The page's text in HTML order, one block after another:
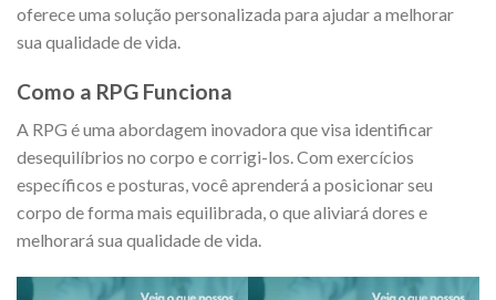
oferece uma solução personalizada para ajudar a melhorar
sua qualidade de vida.
Como a RPG Funciona
A RPG é uma abordagem inovadora que visa identificar
desequilíbrios no corpo e corrigi-los. Com exercícios
específicos e posturas, você aprenderá a posicionar seu
corpo de forma mais equilibrada, o que aliviará dores e
melhorará sua qualidade de vida.